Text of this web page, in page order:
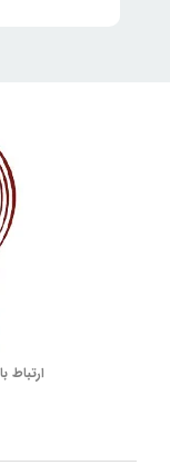
ارتباط